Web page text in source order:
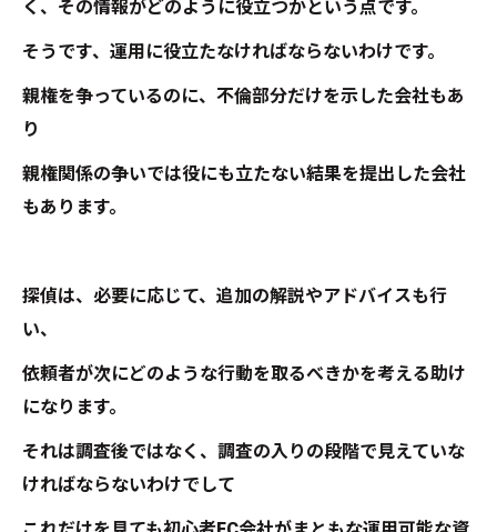
く、その情報がどのように役立つかという点です。
そうです、運用に役立たなければならないわけです。
親権を争っているのに、不倫部分だけを示した会社もあ
り
親権関係の争いでは役にも立たない結果を提出した会社
もあります。
探偵は、必要に応じて、追加の解説やアドバイスも行
い、
依頼者が次にどのような行動を取るべきかを考える助け
になります。
それは調査後ではなく、調査の入りの段階で見えていな
ければならないわけでして